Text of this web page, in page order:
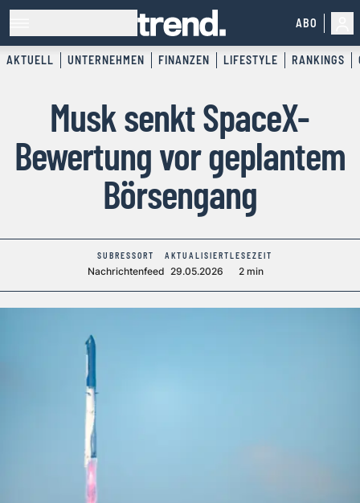
ABO
AKTUELL UNTERNEHMEN FINANZEN LIFESTYLE RANKINGS
Musk senkt SpaceX-
Bewertung vor geplantem
Börsengang
SUBRESSORT
Nachrichtenfeed
AKTUALISIERT
29.05.2026
LESEZEIT
2 min